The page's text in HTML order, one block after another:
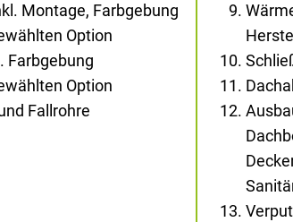
Montage, Farbgebung
Option
Farbgebung
Option
Fallrohre